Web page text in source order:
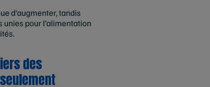
d’augmenter, tandis
unies pour l’alimentation
des